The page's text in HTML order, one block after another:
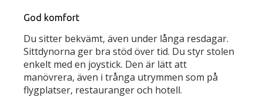
God komfort
Du sitter bekvämt, även under långa resdagar.
Sittdynorna ger bra stöd över tid. Du styr stolen
enkelt med en joystick. Den är lätt att
manövrera, även i trånga utrymmen som på
flygplatser, restauranger och hotell.